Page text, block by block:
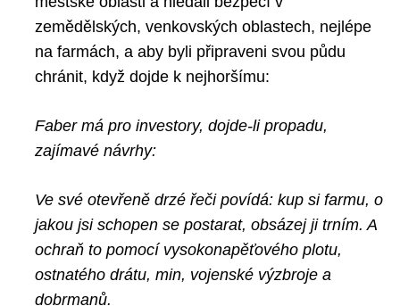
zemědělských, venkovských oblastech, nejlépe
na farmách, a aby byli připraveni svou půdu
chránit, když dojde k nejhoršímu:
Faber má pro investory, dojde-li propadu,
zajímavé návrhy:
Ve své otevřeně drzé řeči povídá: kup si farmu, o
jakou jsi schopen se postarat, obsázej ji trním. A
ochraň to pomocí vysokonapěťového plotu,
ostnatého drátu, min, vojenské výzbroje a
dobrmanů.